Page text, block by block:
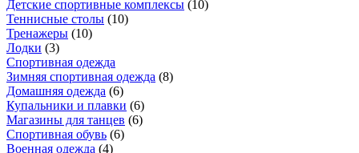
Детские спортивные комплексы (10)
Теннисные столы (10)
Тренажеры (10)
Лодки (3)
Спортивная одежда
Зимняя спортивная одежда (8)
Домашняя одежда (6)
Купальники и плавки (6)
Магазины для танцев (6)
Спортивная обувь (6)
Военная одежда (4)